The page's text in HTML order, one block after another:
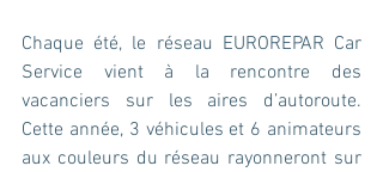
Chaque été, le réseau EUROREPAR Car
Service vient à la rencontre des
vacanciers sur les aires d’autoroute.
Cette année, 3 véhicules et 6 animateurs
aux couleurs du réseau rayonneront sur